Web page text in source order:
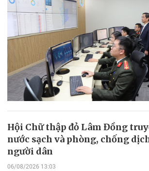
Hội Chữ thập đỏ Lâm Đồng
nước sạch và phòng, chống
người dân
06/08/2026 13:03